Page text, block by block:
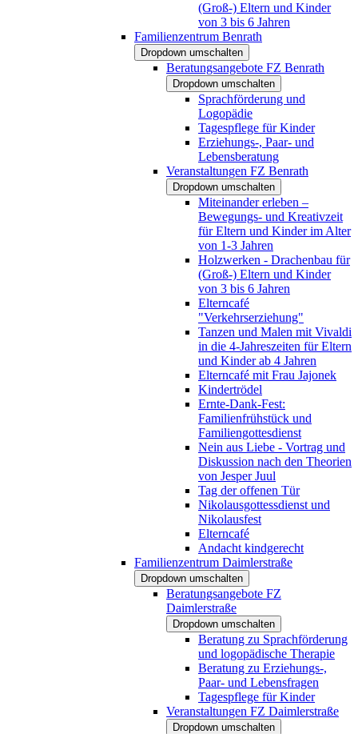
(Groß-) Eltern und Kinder
von 3 bis 6 Jahren
Familienzentrum Benrath
Dropdown umschalten
Beratungsangebote FZ Benrath
Dropdown umschalten
Sprachförderung und
Logopädie
Tagespflege für Kinder
Erziehungs-, Paar- und
Lebensberatung
Veranstaltungen FZ Benrath
Dropdown umschalten
Miteinander erleben –
Bewegungs- und Kreativzeit
für Eltern und Kinder im Alter
von 1-3 Jahren
Holzwerken - Drachenbau für
(Groß-) Eltern und Kinder
von 3 bis 6 Jahren
Elterncafé
"Verkehrserziehung"
Tanzen und Malen mit Vivaldi
in die 4-Jahreszeiten für Eltern
und Kinder ab 4 Jahren
Elterncafé mit Frau Jajonek
Kindertrödel
Ernte-Dank-Fest:
Familienfrühstück und
Familiengottesdienst
Nein aus Liebe - Vortrag und
Diskussion nach den Theorien
von Jesper Juul
Tag der offenen Tür
Nikolausgottessdienst und
Nikolausfest
Elterncafé
Andacht kindgerecht
Familienzentrum Daimlerstraße
Dropdown umschalten
Beratungsangebote FZ
Daimlerstraße
Dropdown umschalten
Beratung zu Sprachförderung
und logopädische Therapie
Beratung zu Erziehungs-,
Paar- und Lebensfragen
Tagespflege für Kinder
Veranstaltungen FZ Daimlerstraße
Dropdown umschalten